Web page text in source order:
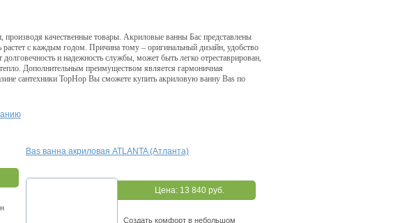
производя качественные товары. Акриловые ванны Бас представлены
с каждым годом. Причина тому – оригинальный дизайн, удобство
и надежность службы, может быть легко отреставрирован,
Дополнительным преимуществом является гармоничная
сантехники TopHop Вы сможете купить акриловую ванну Bas по
Bas ванна акриловая ATLANTA (Атланта)
Цена: 13 840 руб.
Создать комфорт в небольшом